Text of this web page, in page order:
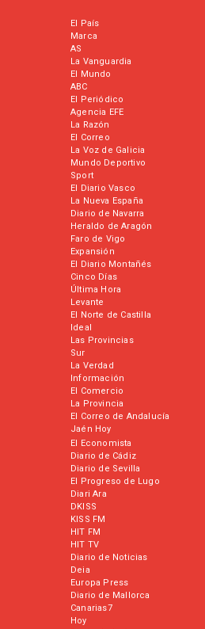
El País
Marca
AS
La Vanguardia
El Mundo
ABC
El Periódico
Agencia EFE
La Razón
El Correo
La Voz de Galicia
Mundo Deportivo
Sport
El Diario Vasco
La Nueva España
Diario de Navarra
Heraldo de Aragón
Faro de Vigo
Expansión
El Diario Montañés
Cinco Días
Última Hora
Levante
El Norte de Castilla
Ideal
Las Provincias
Sur
La Verdad
Información
El Comercio
La Provincia
El Correo de Andalucía
Jaén Hoy
El Economista
Diario de Cádiz
Diario de Sevilla
El Progreso de Lugo
Diari Ara
DKISS
KISS FM
HIT FM
HIT TV
Diario de Noticias
Deia
Europa Press
Diario de Mallorca
Canarias7
Hoy